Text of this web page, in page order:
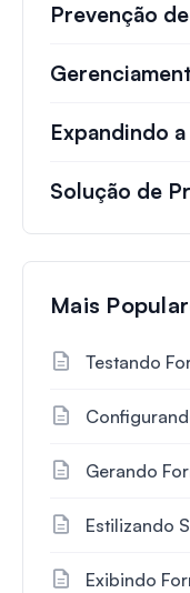
Prevenção
Expandindo
Solução de
Mais
Testando
Gerando
Estilizando
Exibindo